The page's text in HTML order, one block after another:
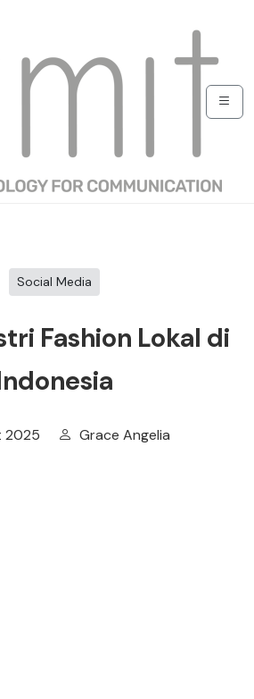
Social Media
Fashion Lokal di
2025 Grace Angelia